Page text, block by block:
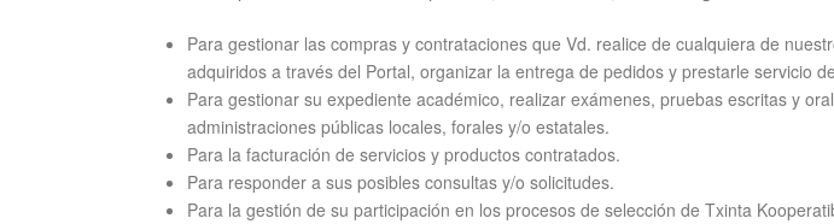
Para gestionar las compras y contrataciones que Vd. realice de cualquiera de
adquiridos a través del Portal, organizar la entrega de pedidos y prestarle servicio
Para gestionar su expediente académico, realizar exámenes, pruebas escritas y
administraciones públicas locales, forales y/o estatales.
Para la facturación de servicios y productos contratados.
Para responder a sus posibles consultas y/o solicitudes.
Para la gestión de su participación en los procesos de selección de Txinta